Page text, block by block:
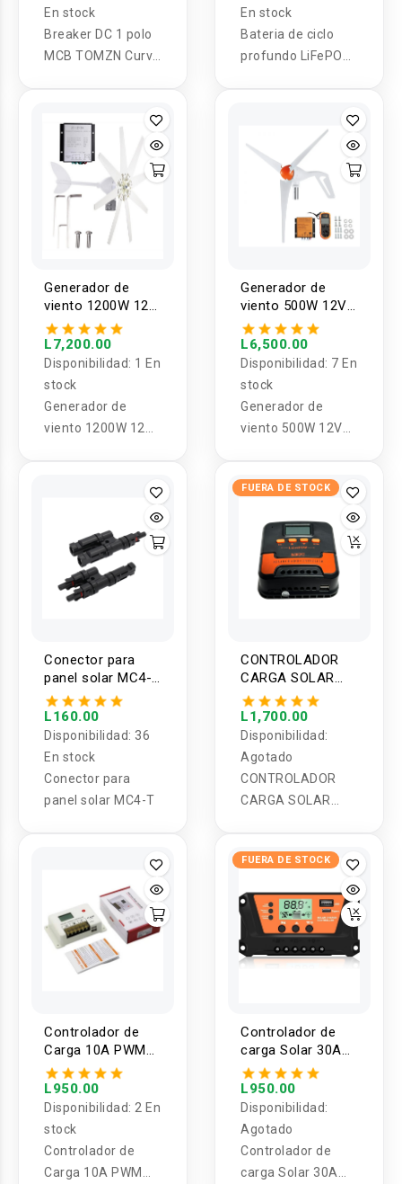
En stock
Breaker DC 1 polo
MCB TOMZN Curva
63A
En stock
Bateria de ciclo
profundo LiFePO4
Medidor led HQST
Generador de
viento 1200W 12V
Aerogenerador
L7,200.00
Disponibilidad: 1 En
stock
Generador de
viento 1200W 12V
Generador de
viento 500W 12V
Aerogenerador 3
aspas VEVOR
L6,500.00
Disponibilidad: 7 En
stock
Generador de
viento 500W 12V
Conector para
panel solar MC4-T
1 a 2 conexiones
L160.00
Disponibilidad: 36
En stock
Conector para
panel solar MC4-T
FUERA DE STOCK
CONTROLADOR
CARGA SOLAR
MPPT 20A 12-24V
L1,700.00
Disponibilidad:
Agotado
CONTROLADOR
CARGA SOLAR
Controlador de
Carga 10A PWM
12/24V HC2410
L950.00
Disponibilidad: 2 En
stock
Controlador de
Carga 10A PWM
FUERA DE STOCK
Controlador de
carga Solar 30A
lifePo4
L950.00
Disponibilidad:
Agotado
Controlador de
carga Solar 30A